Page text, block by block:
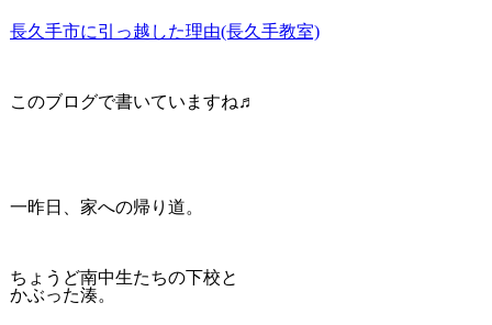
長久手市に引っ越した理由(長久手教室)
このブログで書いていますね♬
一昨日、家への帰り道。
ちょうど南中生たちの下校と
かぶった湊。